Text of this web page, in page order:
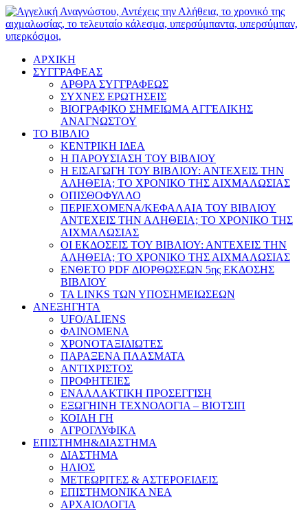
ΑΡΧΙΚΗ
ΣΥΓΓΡΑΦΕΑΣ
ΑΡΘΡΑ ΣΥΓΓΡΑΦΕΩΣ
ΣΥΧΝΕΣ ΕΡΩΤΗΣΕΙΣ
ΒΙΟΓΡΑΦΙΚΟ ΣΗΜΕΙΩΜΑ ΑΓΓΕΛΙΚΗΣ
ΑΝΑΓΝΩΣΤΟΥ
ΤΟ ΒΙΒΛΙΟ
ΚΕΝΤΡΙΚΗ ΙΔΕΑ
Η ΠΑΡΟΥΣΙΑΣΗ ΤΟΥ ΒΙΒΛΙΟΥ
Η ΕΙΣΑΓΩΓΗ ΤΟΥ ΒΙΒΛΙΟΥ: ΑΝΤΕΧΕΙΣ ΤΗΝ
ΑΛΗΘΕΙΑ; ΤΟ ΧΡΟΝΙΚΟ ΤΗΣ ΑΙΧΜΑΛΩΣΙΑΣ
ΟΠΙΣΘΟΦΥΛΛΟ
ΠΕΡΙΕΧΟΜΕΝΑ/ΚΕΦΑΛΑΙΑ ΤΟΥ ΒΙΒΛΙΟΥ
ΑΝΤΕΧΕΙΣ ΤΗΝ ΑΛΗΘΕΙΑ; ΤΟ ΧΡΟΝΙΚΟ ΤΗΣ
ΑΙΧΜΑΛΩΣΙΑΣ
ΟΙ ΕΚΔΟΣΕΙΣ ΤΟΥ ΒΙΒΛΙΟΥ: ΑΝΤΕΧΕΙΣ ΤΗΝ
ΑΛΗΘΕΙΑ; ΤΟ ΧΡΟΝΙΚΟ ΤΗΣ ΑΙΧΜΑΛΩΣΙΑΣ
ΕΝΘΕΤΟ PDF ΔΙΟΡΘΩΣΕΩΝ 5ης ΕΚΔΟΣΗΣ
ΒΙΒΛΙΟΥ
ΤΑ LINKS ΤΩΝ ΥΠΟΣΗΜΕΙΩΣΕΩΝ
ΑΝΕΞΗΓΗΤΑ
UFO/ALIENS
ΦΑΙΝΟΜΕΝΑ
ΧΡΟΝΟΤΑΞΙΔΙΩΤΕΣ
ΠΑΡΑΞΕΝΑ ΠΛΑΣΜΑΤΑ
ΑΝΤΙΧΡΙΣΤΟΣ
ΠΡΟΦΗΤΕΙΕΣ
ΕΝΑΛΛΑΚΤΙΚΗ ΠΡΟΣΕΓΓΙΣΗ
ΕΞΩΓΗΙΝΗ ΤΕΧΝΟΛΟΓΙΑ – ΒΙΟΤΣΙΠ
ΚΟΙΛΗ ΓΗ
ΑΓΡΟΓΛΥΦΙΚΑ
ΕΠΙΣΤΗΜΗ&ΔΙΑΣΤΗΜΑ
ΔΙΑΣΤΗΜΑ
ΗΛΙΟΣ
ΜΕΤΕΩΡΙΤΕΣ & ΑΣΤΕΡΟΕΙΔΕΙΣ
ΕΠΙΣΤΗΜΟΝΙΚΑ ΝΕΑ
ΑΡΧΑΙΟΛΟΓΙΑ